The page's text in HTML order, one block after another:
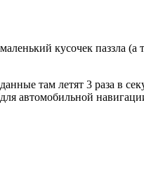
кусочек паззла
там летят 3 раза в
автомобильной